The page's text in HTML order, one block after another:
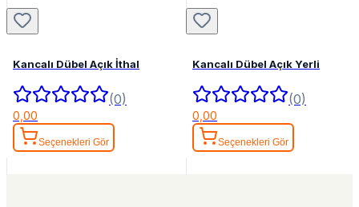
Kancalı Dübel Açık İthal
(0)
0,00
Seçenekleri Gör
Kancalı Dübel Açık Yerli
(0)
0,00
Seçenekleri Gör